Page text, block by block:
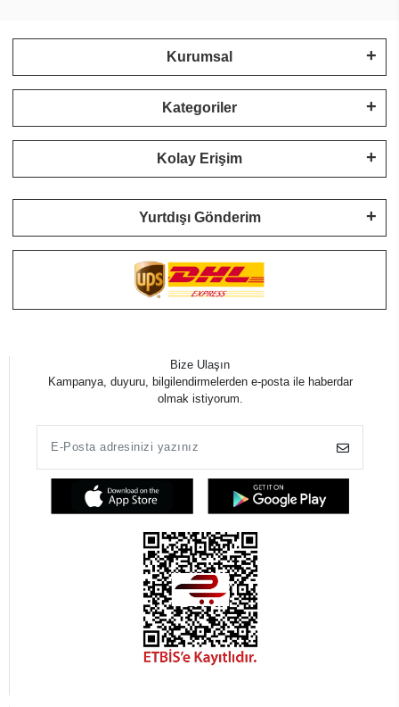
Kurumsal
Kategoriler
Kolay Erişim
Yurtdışı Gönderim
Bize Ulaşın
Kampanya, duyuru, bilgilendirmelerden e-posta ile haberdar
olmak istiyorum.